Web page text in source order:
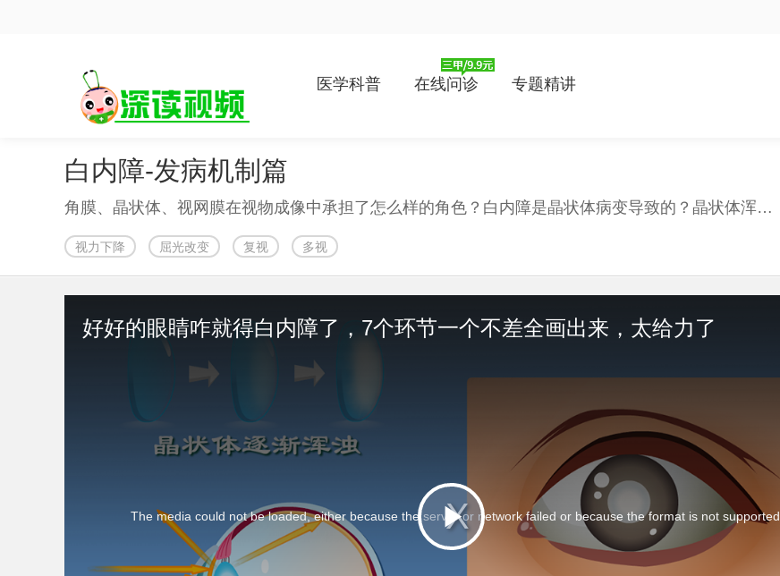
医学科普 在线问诊 专题精讲
白内障-发病机制篇
角膜、晶状体、视网膜在视物成像中承担了怎么样的角色？白内障是晶状体病变导致的？晶状体浑浊后患者会出现视物模糊、多处成像的症状？自由基是白内障发病的罪魁祸首？自由基是怎样使晶状体细胞中的可溶性蛋白变成不可溶性蛋白的？可溶性蛋白变质会导致晶状体浑浊？深读视频，每周二、四更新。
视力下降 屈光改变 复视 多视
Play
This
is
modal
The media could not be loaded, either because the server or network failed or because the format is not supported.
好好的眼睛咋就得白内障了，7个环节一个不差全画出来，太给力了